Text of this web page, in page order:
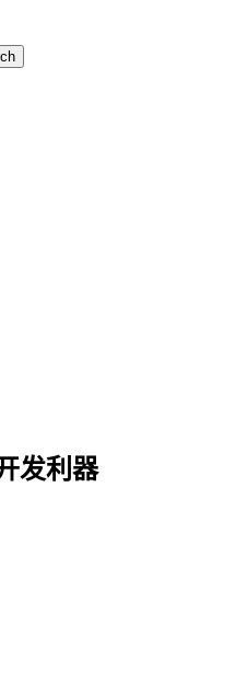
发利器